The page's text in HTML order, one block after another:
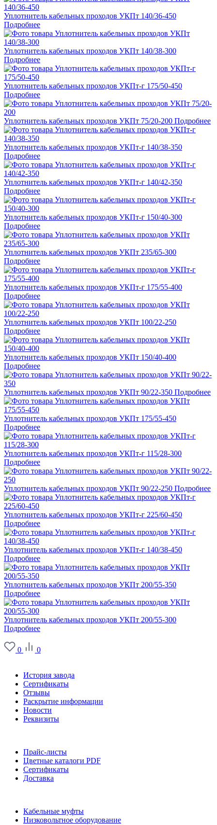
Уплотнитель кабельных проходов УКПт 140/36-450
Подробнее
Уплотнитель кабельных проходов УКПт 140/38-300
Подробнее
Уплотнитель кабельных проходов УКПт-г 175/50-450
Подробнее
Уплотнитель кабельных проходов УКПт 75/20-200 Подробнее
Уплотнитель кабельных проходов УКПт-г 140/38-350
Подробнее
Уплотнитель кабельных проходов УКПт-г 140/42-350
Подробнее
Уплотнитель кабельных проходов УКПт-г 150/40-300
Подробнее
Уплотнитель кабельных проходов УКПт 235/65-300
Подробнее
Уплотнитель кабельных проходов УКПт-г 175/55-400
Подробнее
Уплотнитель кабельных проходов УКПт 100/22-250
Подробнее
Уплотнитель кабельных проходов УКПт 150/40-400
Подробнее
Уплотнитель кабельных проходов УКПт 90/22-350 Подробнее
Уплотнитель кабельных проходов УКПт 175/55-450
Подробнее
Уплотнитель кабельных проходов УКПт-г 115/28-300
Подробнее
Уплотнитель кабельных проходов УКПт 90/22-250 Подробнее
Уплотнитель кабельных проходов УКПт-г 225/60-450
Подробнее
Уплотнитель кабельных проходов УКПт-г 140/38-450
Подробнее
Уплотнитель кабельных проходов УКПт 200/55-350
Подробнее
Уплотнитель кабельных проходов УКПт 200/55-300
Подробнее
0
0
История завода
Сертификаты
Отзывы
Раскрытие информации
Новости
Реквизиты
Прайс-листы
Цветные каталоги PDF
Сертификаты
Доставка
Кабельные муфты
Низковольтное оборудование